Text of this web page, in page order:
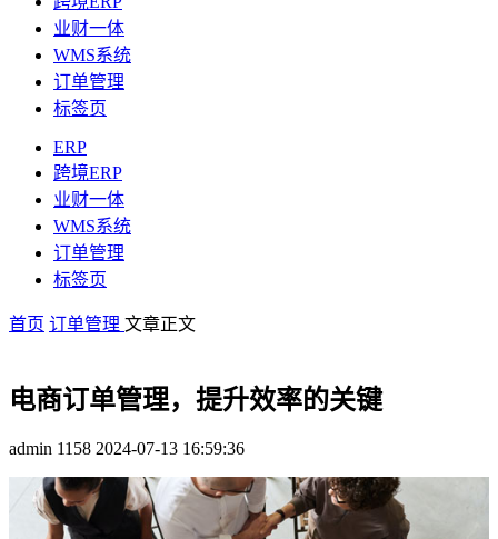
业财一体
WMS系统
订单管理
标签页
ERP
跨境ERP
业财一体
WMS系统
订单管理
标签页
首页 订单管理 文章正文
电商订单管理，提升效率的关键
admin 1158 2024-07-13 16:59:36